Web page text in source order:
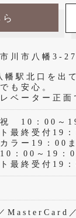
川市八幡3-
幡駅北口を出
も安心。
ベーター正
祝 10：00～
ト最終受付19
ラー19：00
：00～19：
ト最終受付19
MasterCard